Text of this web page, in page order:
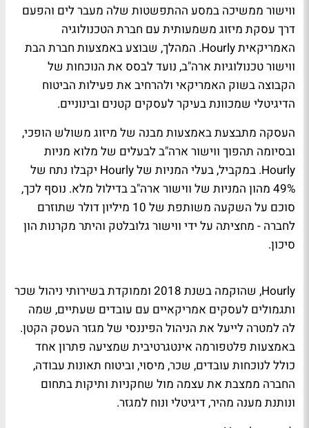
ווישור ממשיכה במסע ההתפשטות שלה מעבר לים והפעם
דרך עסקת מיזוג משמעותית עם חברת הטכנולוגיה
האמריקאית Hourly. המהלך, שבוצע באמצעות חברת הבת
ווישור טכנולוגיות ארה"ב, נועד לבסס את הנוכחות של
הקבוצה בשוק האמריקאי ולהרחיב את פעילות הביטוח
הדיגיטלי שמכוונת בעיקר לעסקים קטנים ובינוניים.
העסקה מתבצעת באמצעות מבנה של מיזוג משולש הופכי,
ובסיומה תהפוך ווישור ארה"ב לבעלים של מלוא מניות
Hourly. במקביל, בעלי המניות של Hourly יקבלו נתח של
49% מהון המניות של ווישור ארה"ב בדילול מלא. נוסף לכך,
סוכם על השקעה משותפת של 10 מיליון דולר שתוזרם
לחברה - מחציתה על ידי ווישור גלובלטק והיתר מקרנות הון
סיכון.
Hourly, שהוקמה בשנת 2018 וממוקדת בשירותי ניהול שכר
ותגמולים לעסקים אמריקאיים עם עובדים שעתיים, שמה
לה למטרה לייעל את הניהול הפיננסי של מגזר העסק הקטן.
באמצעות פלטפורמה אינטגרטיבית שמציעה פתרון אחד
כולל לנוכחות עובדים, שכר, מיסוי, וביטוח תאונות עבודה,
החברה ממצבת את עצמה מול שחקניות ותיקות בתחום
ונותנת מענה מהיר, דיגיטלי ונוח למגזר.